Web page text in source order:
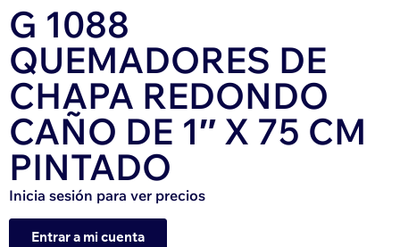
G 1088
QUEMADORES DE
CHAPA REDONDO
CAÑO DE 1″ X 75 CM
PINTADO
Inicia sesión para ver precios
Entrar a mi cuenta